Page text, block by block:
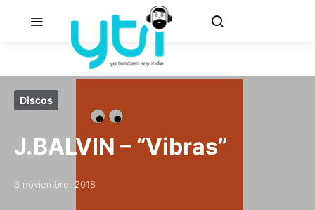
Discos
J.BALVIN – “Vibras”
Posted on
3 noviembre, 2018